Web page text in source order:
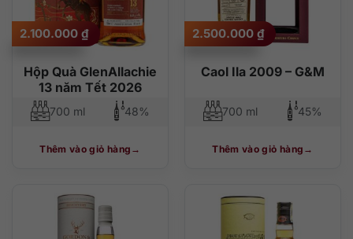
Hộp Quà GlenAllachie
13 năm Tết 2026
2.100.000 ₫
700 ml 48%
Thêm vào giỏ hàng
Caol Ila 2009 – G&M
2.500.000 ₫
700 ml 45%
Thêm vào giỏ hàng